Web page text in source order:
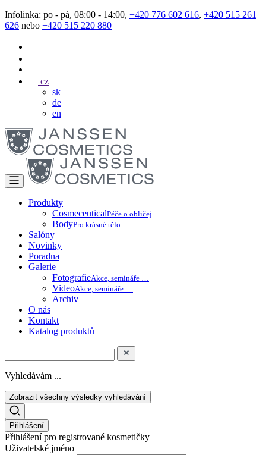
Infolinka: po - pá, 08:00 - 14:00, +420 776 602 616, +420 515 261
626 nebo +420 515 220 880
cz
sk
de
en
Produkty
CosmeceuticalPéče o obličej
BodyPro krásné tělo
Salóny
Novinky
Poradna
Galerie
FotografieAkce, semináře …
VideoAkce, semináře …
Archiv
O nás
Kontakt
Katalog produktů
Vyhledávám ...
Zobrazit všechny výsledky vyhledávání
Přihlášení
Přihlášení pro registrované kosmetičky
Uživatelské jméno